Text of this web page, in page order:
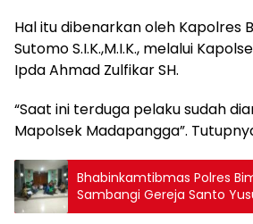
Hal itu dibenarkan oleh Kapolres
Sutomo S.I.K.,M.I.K., melalui
Ipda Ahmad Zulfikar SH.
“Saat ini terduga pelaku sudah
Mapolsek Madapangga”.
Bhabinkamtibmas Polres
Sambangi Gereja Santo
Harkamtibmas